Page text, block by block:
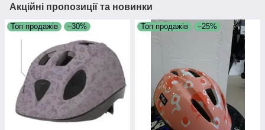
Акційні пропозиції та новинки
Топ продажів –30% Топ продажів –25%